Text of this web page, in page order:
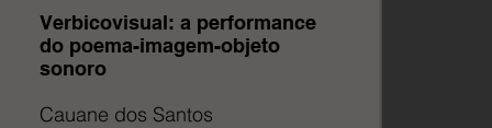
Verbicovisual: a performance
do poema-imagem-objeto
sonoro
Cauane dos Santos